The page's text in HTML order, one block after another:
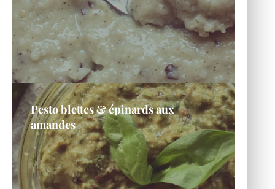
Pesto blettes & épinards aux
amandes